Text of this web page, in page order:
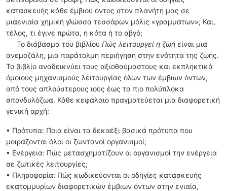
κατασκευής κάθε έμβιου όντος στον πλανήτη μας σε
μιαενιαία χημική γλώσσα τεσσάρων μόλις «γραμμάτων»; Και,
τέλος, τι έγινε πρώτα, η κότα ή το αβγό;
Το διάβασμα του βιβλίου Πώς λειτουργεί η ζωή είναι μια
ανεμοζάλη, μια παράτολμη περιήγηση στην ενότητα της ζωής.
Το βιβλίο αναδεικνύει τους αξιοθαύμαστους και εκπληκτικά
όμοιους μηχανισμούς λειτουργίας όλων των έμβιων όντων,
από τους απλούστερους ιούς έως τα πιο πολύπλοκα
σπονδυλόζωα. Κάθε κεφάλαιο πραγματεύεται μια διαφορετική
γενική αρχή:
• Πρότυπα: Ποια είναι τα δεκαέξι βασικά πρότυπα που
μοιράζονται όλοι οι ζωντανοί οργανισμοί;
• Ενέργεια: Πώς μετασχηματίζουν οι οργανισμοί την ενέργεια
σε ζωτικές λειτουργίες;
• Πληροφορία: Πώς κωδικεύονται οι οδηγίες κατασκευής
εκατομμυρίων διαφορετικών έμβιων όντων στην ενιαία,